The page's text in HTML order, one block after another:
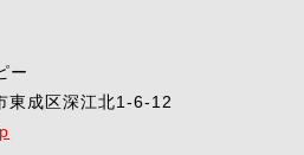
ー
東成区深江北1-6-12